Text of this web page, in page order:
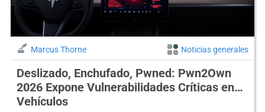
Marcus Thorne Noticias generales
Deslizado, Enchufado, Pwned: Pwn2Own
2026 Expone Vulnerabilidades Críticas en
Vehículos